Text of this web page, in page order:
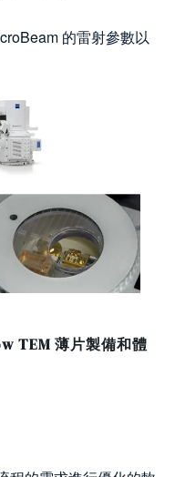
的雷射參數以
薄片製備和體
tabs